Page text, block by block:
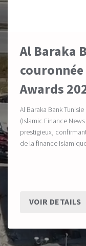
Al Baraka
Awards
Al Baraka Bank
(Islamic Finance
prestigieux,
de la finance
VOIR DETAILS